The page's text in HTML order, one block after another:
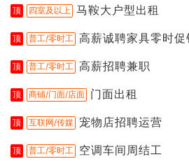
顶 四室及以上 马鞍大户型出租
顶 普工/零时工 高薪诚聘家具零时促
顶 普工/零时工 高薪招聘兼职
顶 商铺/门面/店面 门面出租
顶 互联网/传媒 宠物店招聘运营
顶 普工/零时工 空调车间周结工